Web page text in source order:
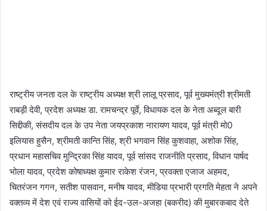
राष्ट्रीय जनता दल के राष्ट्रीय अध्यक्ष श्री लालू प्रसाद, पूर्व मुख्यमंत्री श्रीमती
राबड़ी देवी, प्रदेश अध्यक्ष डा. रामचन्द्र पूर्वे, विधायक दल के नेता अब्दूल बारी
सिद्दीकी, संसदीय दल के उप नेता जयप्रकाश नारायण यादव, पूर्व मंत्री मो0
इलियास हुसैन, श्रीमती कान्ति सिंह, श्री भगवान सिंह कुशवाहा, अशोक सिंह,
प्रधान महासचिव मुन्द्रिका सिंह यादव, पूर्व सांसद राजनीति प्रसाद, विधान पार्षद
भोला यादव, प्रदेश कोषाध्यक्ष कुमार राकेश रंजन, प्रवक्ता एजाज अहमद,
चितरंजन गगन, सतीश पासवान, मनीष यादव, मीडिया प्रभारी प्रगति मेहता ने अपने
वक्तव्य में देश एवं राज्य वासियों को ईद-उल-अजहा (बकरीद) की मुबारकबाद देते